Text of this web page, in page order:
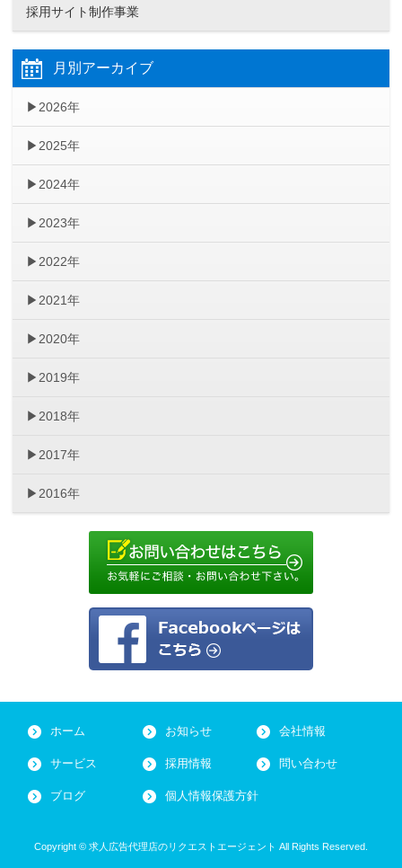
採用サイト制作事業
月別アーカイブ
2026年
2025年
2024年
2023年
2022年
2021年
2020年
2019年
2018年
2017年
2016年
ホーム お知らせ 会社情報
サービス 採用情報 問い合わせ
ブログ 個人情報保護方針
Copyright © 求人広告代理店のリクエストエージェント All Rights Reserved.